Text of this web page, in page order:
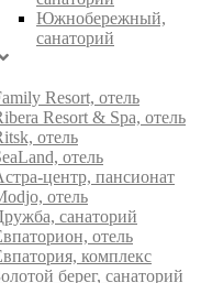
Южнобережный,
санаторий
Resort, отель
Resort & Spa, отель
отель
отель
центр, пансионат
отель
санаторий
отель
комплекс
берег, санаторий